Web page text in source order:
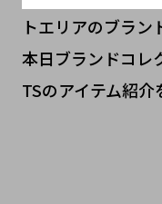
トエリアのブラン
本日ブランドコレ
TSのアイテム紹介